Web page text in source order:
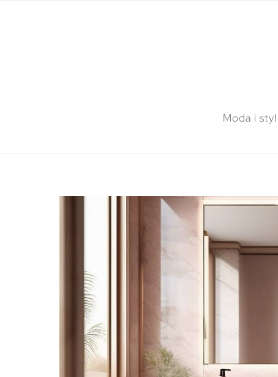
Moda i styl